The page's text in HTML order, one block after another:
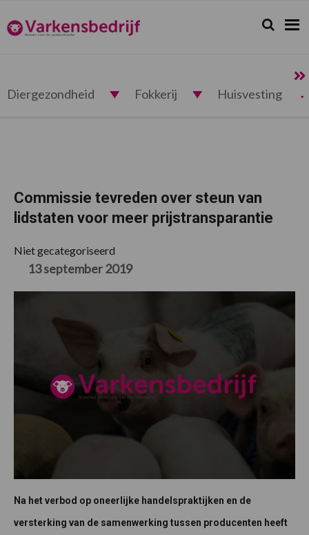
de
hoofdnavigatie
de
hoofd
de
eerste
de
voettekst
Varkensbedrijf.nl Zoeken...
Zoek
Diergezondheid Fokkerij Huisvesting
Commissie tevreden over steun van
lidstaten voor meer prijstransparantie
Niet gecategoriseerd
13 september 2019
Na het verbod op oneerlijke handelspraktijken en de
versterking van de samenwerking tussen producenten heeft